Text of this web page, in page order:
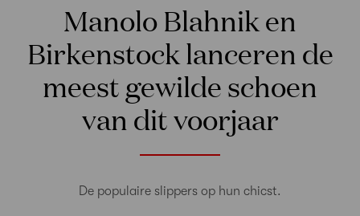
Manolo Blahnik en
Birkenstock lanceren de
meest gewilde schoen
van dit voorjaar
De populaire slippers op hun chicst.